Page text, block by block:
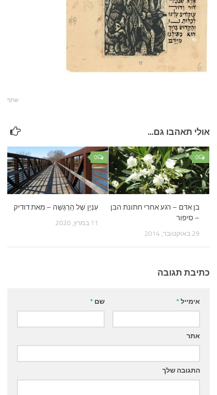
עצות סבתא
סבתא מספרת
נווה הבלוגים
קשר משפחתי
פינת הנכד
שתף
אולי תאהבו גם...
0
עִנְיָן ֹשֶל הַרְגָּשָׁה – מאת דודיק
11 במרץ, 2020
0
בן אדם – רגע אחרי חתונת הבן
– סיפור
29 באוקטובר, 2014
כתיבת תגובה
שם * אימייל*
אתר
התגובה שלך